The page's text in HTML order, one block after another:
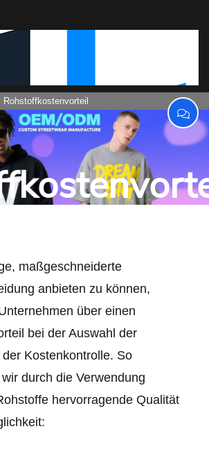
Rohstoffkostenvorteil
maßgeschneiderte
anbieten zu können,
über einen
bei der Auswahl der
Kostenkontrolle. So
durch die Verwendung
hervorragende Qualität